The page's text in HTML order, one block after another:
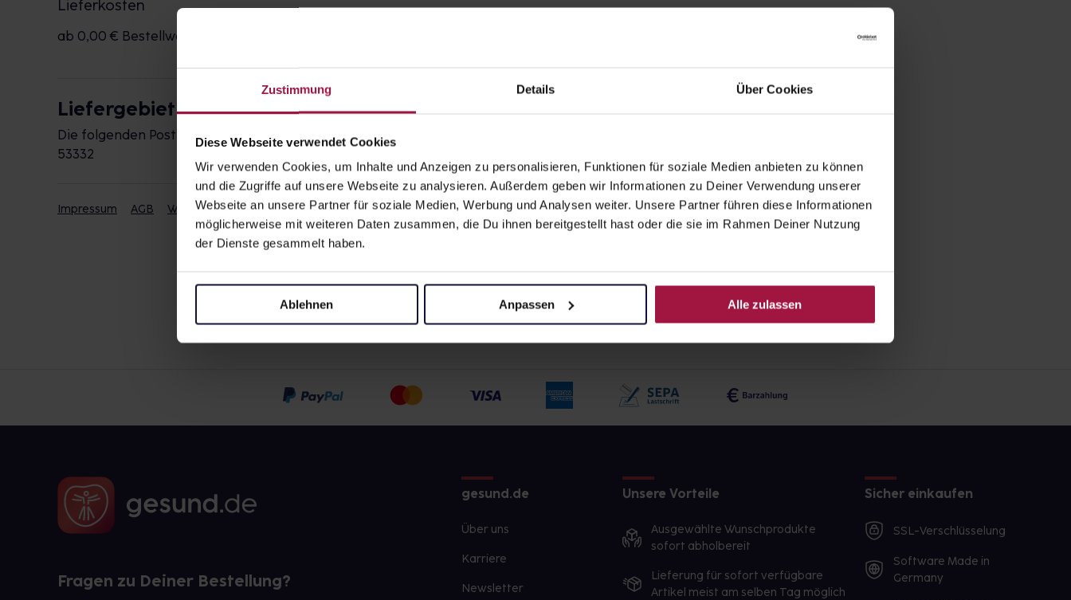
Zustimmung Details Über Cookies
Diese Webseite verwendet Cookies
Wir verwenden Cookies, um Inhalte und Anzeigen zu personalisieren, Funktionen für soziale Medien anbieten zu können
und die Zugriffe auf unsere Webseite zu analysieren. Außerdem geben wir Informationen zu Deiner Verwendung unserer
Webseite an unsere Partner für soziale Medien, Werbung und Analysen weiter. Unsere Partner führen diese Informationen
möglicherweise mit weiteren Daten zusammen, die Du ihnen bereitgestellt hast oder die sie im Rahmen Deiner Nutzung
der Dienste gesammelt haben.
Ablehnen Anpassen Alle zulassen
Lieferkosten
ab 0,00 € Bestellwert
Liefergebiet
Die folgenden Postleitzahlen werden durch die Apotheke beliefert:
53332
Impressum AGB Widerrufsbelehrung Datenschutz
Fragen zu Deiner Bestellung?
gesund.de
Über uns
Karriere
Newsletter
Unsere Vorteile
Ausgewählte Wunschprodukte
sofort abholbereit
Lieferung für sofort verfügbare
Artikel meist am selben Tag möglich
Sicher einkaufen
SSL-Verschlüsselung
Software Made in
Germany